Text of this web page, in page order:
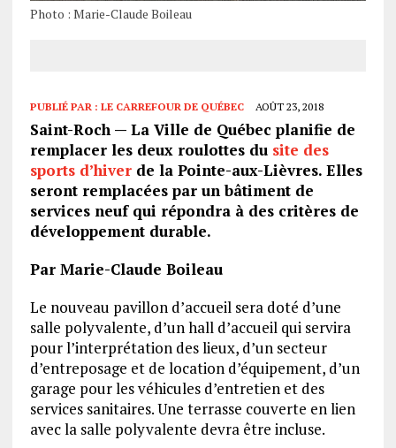
Photo : Marie-Claude Boileau
PUBLIÉ PAR : LE CARREFOUR DE QUÉBEC AOÛT 23, 2018
Saint-Roch — La Ville de Québec planifie de
remplacer les deux roulottes du site des
sports d’hiverde la Pointe-aux-Lièvres. Elles
seront remplacées par un bâtiment de
services neuf qui répondra à des critères de
développement durable.
Par Marie-Claude Boileau
Le nouveau pavillon d’accueil sera doté d’une
salle polyvalente, d’un hall d’accueil qui servira
pour l’interprétation des lieux, d’un secteur
d’entreposage et de location d’équipement, d’un
garage pour les véhicules d’entretien et des
services sanitaires. Une terrasse couverte en lien
avec la salle polyvalente devra être incluse.